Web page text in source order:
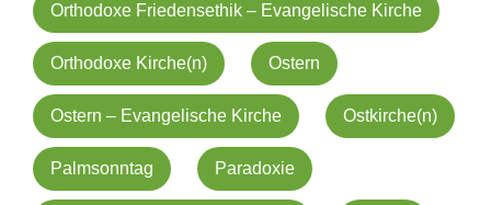
Orthodoxe Friedensethik – Evangelische Kirche
Orthodoxe Kirche(n) Ostern
Ostern – Evangelische Kirche Ostkirche(n)
Palmsonntag Paradoxie